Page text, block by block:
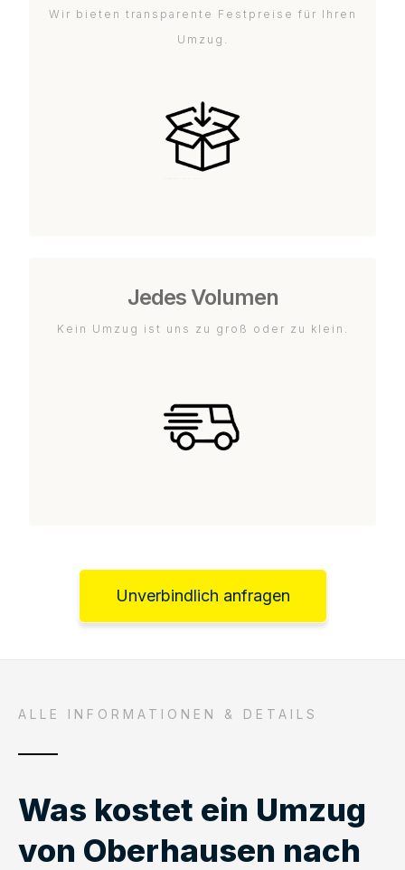
Wir bieten transparente Festpreise für Ihren
Umzug.
Jedes Volumen
Kein Umzug ist uns zu groß oder zu klein.
Unverbindlich anfragen
ALLE INFORMATIONEN & DETAILS
Was kostet ein Umzug
von Oberhausen nach